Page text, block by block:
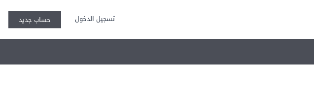
تسجيل الدخول حساب جديد